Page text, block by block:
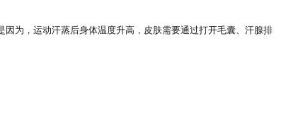
为，运动汗蒸后身体温度升高，皮肤需要通过打开毛囊、汗腺排